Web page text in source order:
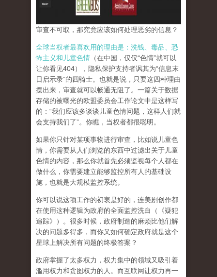
审查不可取，那究竟应该如何处理恶劣的信息？
全球当权者最喜欢用的理由是：洗钱、毒品、恐
怖主义和儿童色情 （在中国，仅仅“色情”就可以
让你看见404），隐私保护支持者讽其为“信息末
日启示录”的四骑士。也就是说，只要这四种理由
摆出来，审查就可以畅通无阻了。一篇关于数据
存储的被曝光的欧盟委员会工作论文中是这样写
的：“我们应该多谈谈儿童色情问题，这样人们就
会支持我们了”。你瞧，当权者都很聪明。
如果你只针对某项事物进行审查，比如说儿童色
情，你需要从人们浏览的东西中过滤出关于儿童
色情的内容，那么你就首先必须监视每个人都在
做什么，你需要建立能够监控所有人的基础设
施，也就是大规模监控系统。
你可以说这项工作的初衷是好的，连美剧创作都
在使用这种逻辑为政府的全面监控洗白（《疑犯
追踪》）。 很多时候，政府制造的麻烦比他们解
决的问题多得多，而你又如何确定政府就是这个
星球上解决所有问题的终极答案？
政府掌握了太多权力，权力集中的领域又吸引着
滥用权力和贪图权力的人。而互联网让权力再一